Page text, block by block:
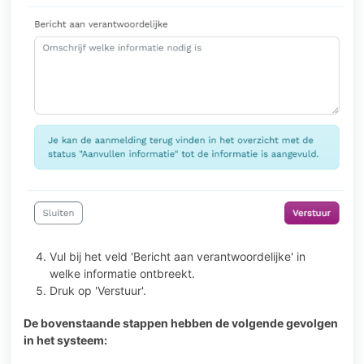
Vul bij het veld 'Bericht aan verantwoordelijke' in
welke informatie ontbreekt.
Druk op 'Verstuur'.
De bovenstaande stappen hebben de volgende gevolgen
in het systeem: